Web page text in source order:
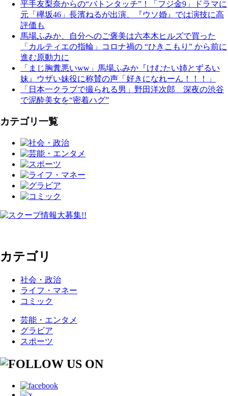
平手友梨奈からの“バトンタッチ”！「フジ金9」ドラマに
元「欅坂46」長濱ねるが出演、『ウソ婚』では演技に高
評価も
馬場ふみか、自分へのご褒美は六本木ヒルズで買った
「カルティエの指輪」コロナ禍の “ひきこもり” から前に
進む原動力に
「まじ胸糞悪いww」馬場ふみか『けむたい姉とずるい
妹』ウザい妹役に称賛の声「好きになれーん！！！」
「日本一クラブで撮られる男」野田洋次郎 深夜の渋谷
で泥酔美女を“密着ハグ”
カテゴリ一覧
カテゴリ
社会・政治
ライフ・マネー
コミック
芸能・エンタメ
グラビア
スポーツ